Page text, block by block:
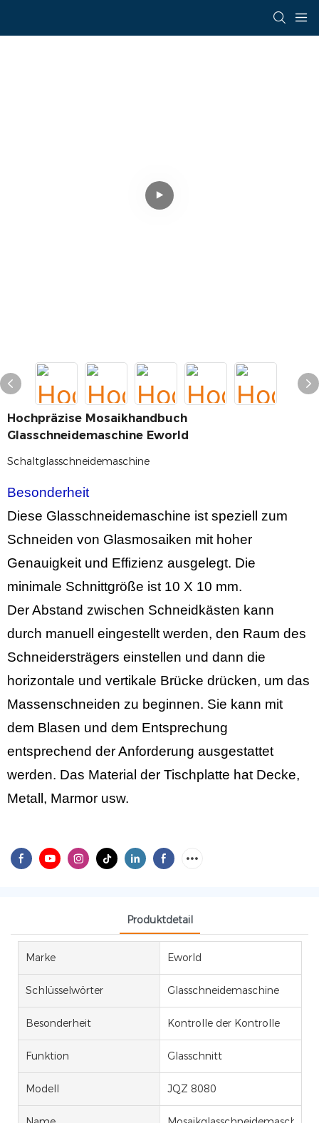
Hochpräzise Mosaikhandbuch
Glasschneidemaschine Eworld
Schaltglasschneidemaschine
Besonderheit
Diese Glasschneidemaschine ist speziell zum
Schneiden von Glasmosaiken mit hoher
Genauigkeit und Effizienz ausgelegt. Die
minimale Schnittgröße ist 10 X 10 mm.
Der Abstand zwischen Schneidkästen kann
durch manuell eingestellt werden, den Raum des
Schneidersträgers einstellen und dann die
horizontale und vertikale Brücke drücken, um das
Massenschneiden zu beginnen. Sie kann mit
dem Blasen und dem Entsprechung
entsprechend der Anforderung ausgestattet
werden. Das Material der Tischplatte hat Decke,
Metall, Marmor usw.
Produktdetail
Marke Eworld
Schlüsselwörter Glasschneidemaschine
Besonderheit Kontrolle der Kontrolle
Funktion Glasschnitt
Modell JQZ 8080